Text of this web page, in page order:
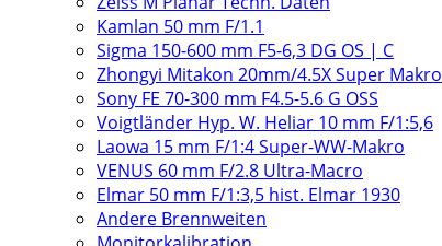
Kamlan 50 mm F/1.1
Sigma 150-600 mm F5-6,3 DG OS | C
Zhongyi Mitakon 20mm/4.5X Super Makro
Sony FE 70-300 mm F4.5-5.6 G OSS
Voigtländer Hyp. W. Heliar 10 mm F/1:5,6
Laowa 15 mm F/1:4 Super-WW-Makro
VENUS 60 mm F/2.8 Ultra-Macro
Elmar 50 mm F/1:3,5 hist. Elmar 1930
Andere Brennweiten